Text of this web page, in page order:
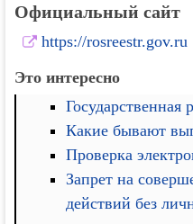
Официальный сайт
https://rosreestr.gov.ru
Это интересно
Государственная
Какие бывают
Проверка
Запрет на
действий без